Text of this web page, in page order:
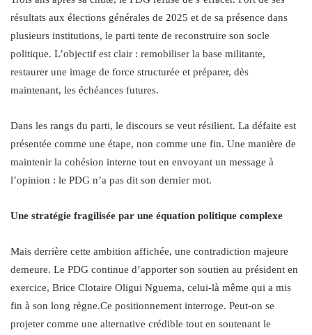
résultats aux élections générales de 2025 et de sa présence dans
plusieurs institutions, le parti tente de reconstruire son socle
politique. L’objectif est clair : remobiliser la base militante,
restaurer une image de force structurée et préparer, dès
maintenant, les échéances futures.
Dans les rangs du parti, le discours se veut résilient. La défaite est
présentée comme une étape, non comme une fin. Une manière de
maintenir la cohésion interne tout en envoyant un message à
l’opinion : le PDG n’a pas dit son dernier mot.
Une stratégie fragilisée par une équation politique complexe
Mais derrière cette ambition affichée, une contradiction majeure
demeure. Le PDG continue d’apporter son soutien au président en
exercice, Brice Clotaire Oligui Nguema, celui-là même qui a mis
fin à son long règne.Ce positionnement interroge. Peut-on se
projeter comme une alternative crédible tout en soutenant le